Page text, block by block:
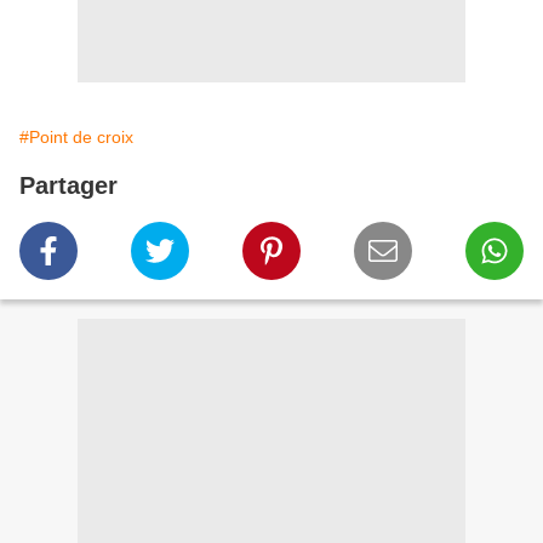
#Point de croix
Partager